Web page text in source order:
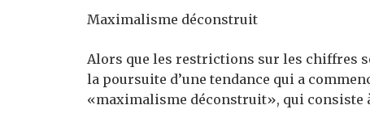
Maximalisme déconstruit
Alors que les restrictions sur les chiffres
la poursuite d’une tendance qui a
«maximalisme déconstruit», qui consiste